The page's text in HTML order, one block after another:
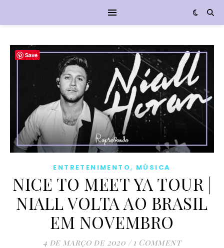
ENTRETENIMENTO, MÚSICA
NICE TO MEET YA TOUR |
NIALL VOLTA AO BRASIL
EM NOVEMBRO
4 de março de 2020 / 1 Comment
Save